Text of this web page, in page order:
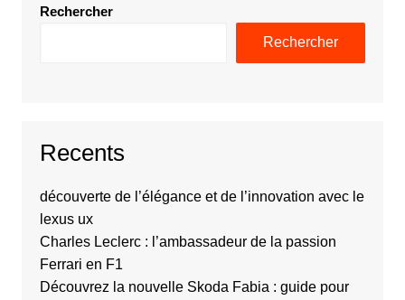
Rechercher
Rechercher
Recents
découverte de l’élégance et de l’innovation avec le
lexus ux
Charles Leclerc : l’ambassadeur de la passion
Ferrari en F1
Découvrez la nouvelle Skoda Fabia : guide pour